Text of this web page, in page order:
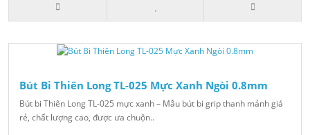
Bút Bi Thiên Long TL-025 Mực Xanh Ngòi 0.8mm
Bút bi Thiên Long TL-025 mực xanh – Mẫu bút bi grip thanh mảnh giá
rẻ, chất lượng cao, được ưa chuộn..